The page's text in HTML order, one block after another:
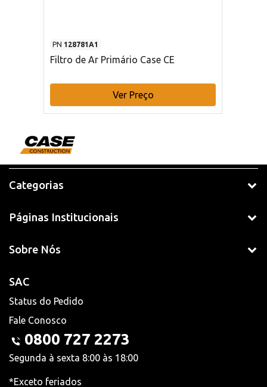
PN 128781A1
Filtro de Ar Primário Case CE
Ver Preço
Categorias
Páginas Institucionais
Sobre Nós
SAC
Status do Pedido
Fale Conosco
0800 727 2273
Segunda à sexta 8:00 às 18:00
*Exceto feriados